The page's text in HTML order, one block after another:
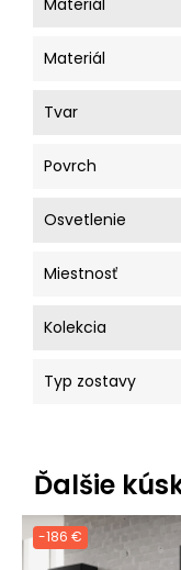
Materiál
Materiál
Tvar
Povrch
Osvetlenie
Miestnosť
Kolekcia
Typ zostavy
Ďalšie
-186 €